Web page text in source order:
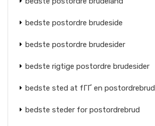
bedste postordre brudeside
bedste postordre brudesider
bedste rigtige postordre brudesider
bedste sted at fГҐ en postordrebrud
bedste steder for postordrebrud